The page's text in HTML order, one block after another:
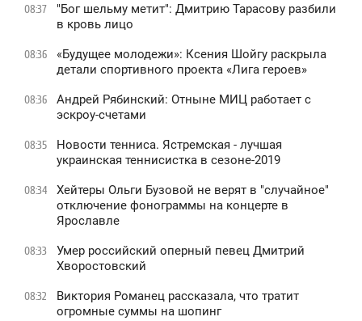
08:37
"Бог шельму метит": Дмитрию Тарасову разбили
в кровь лицо
08:36
«Будущее молодежи»: Ксения Шойгу раскрыла
детали спортивного проекта «Лига героев»
08:36
Андрей Рябинский: Отныне МИЦ работает с
эскроу-счетами
08:35
Новости тенниса. Ястремская - лучшая
украинская теннисистка в сезоне-2019
08:34
Хейтеры Ольги Бузовой не верят в "случайное"
отключение фонограммы на концерте в
Ярославле
08:33
Умер российский оперный певец Дмитрий
Хворостовский
08:32
Виктория Романец рассказала, что тратит
огромные суммы на шопинг